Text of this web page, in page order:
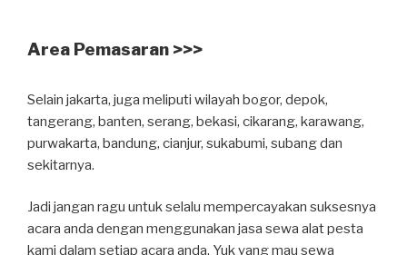
Area Pemasaran >>>
Selain jakarta, juga meliputi wilayah bogor, depok,
tangerang, banten, serang, bekasi, cikarang, karawang,
purwakarta, bandung, cianjur, sukabumi, subang dan
sekitarnya.
Jadi jangan ragu untuk selalu mempercayakan suksesnya
acara anda dengan menggunakan jasa sewa alat pesta
kami dalam setiap acara anda. Yuk yang mau sewa